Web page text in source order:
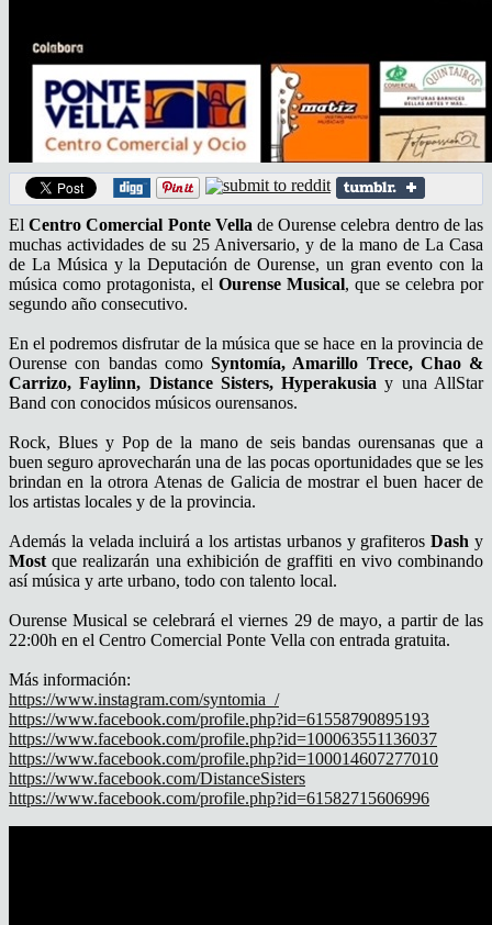
ElCentro Comercial Ponte Vella de Ourense celebra dentro de las
muchas actividades de su 25 Aniversario, y de la mano de La Casa
de La Música y la Deputación de Ourense, un gran evento con la
música como protagonista, el Ourense Musical, que se celebra por
segundo año consecutivo.
En el podremos disfrutar de la música que se hace en la provincia de
Ourense con bandas como Syntomía, Amarillo Trece, Chao &
Carrizo, Faylinn, Distance Sisters,Hyperakusia y una AllStar
Band con conocidos músicos ourensanos.
Rock, Blues y Pop de la mano de seis bandas ourensanas que a
buen seguro aprovecharán una de las pocas oportunidades que se les
brindan en la otrora Atenas de Galicia de mostrar el buen hacer de
los artistas locales y de la provincia.
Además la velada incluirá a los artistas urbanos y grafiterosDashy
Mostque realizarán una exhibición de graffiti en vivo combinando
así música y arte urbano, todo con talento local.
Ourense Musical se celebrará el viernes 29 de mayo, a partir de las
22:00h en el Centro Comercial Ponte Vella con entrada gratuita.
Más información:
https://www.instagram.com/syntomia_/
https://www.facebook.com/profile.php?id=61558790895193
https://www.facebook.com/profile.php?id=100063551136037
https://www.facebook.com/profile.php?id=100014607277010
https://www.facebook.com/DistanceSisters
https://www.facebook.com/profile.php?id=61582715606996